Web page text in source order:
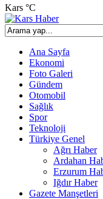
Kars °C
Ana Sayfa
Ekonomi
Foto Galeri
Gündem
Otomobil
Sağlık
Spor
Teknoloji
Türkiye Genel
Ağrı Haber
Ardahan
Erzurum
Iğdır Haber
Gazete Manşetleri